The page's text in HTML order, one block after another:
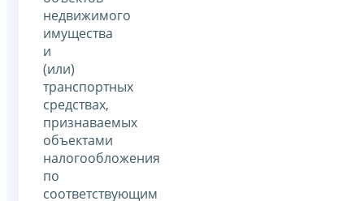
недвижимого
имущества
и
(или)
транспортных
средствах,
признаваемых
объектами
налогообложения
по
соответствующим